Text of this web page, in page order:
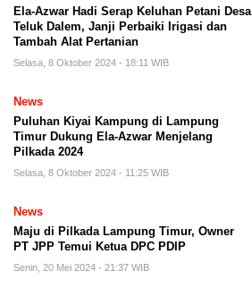
Ela-Azwar Hadi Serap Keluhan Petani Desa
Teluk Dalem, Janji Perbaiki Irigasi dan
Tambah Alat Pertanian
Selasa, 8 Oktober 2024 - 18:11 WIB
News
Puluhan Kiyai Kampung di Lampung
Timur Dukung Ela-Azwar Menjelang
Pilkada 2024
Selasa, 8 Oktober 2024 - 11:25 WIB
News
Maju di Pilkada Lampung Timur, Owner
PT JPP Temui Ketua DPC PDIP
Senin, 20 Mei 2024 - 21:37 WIB